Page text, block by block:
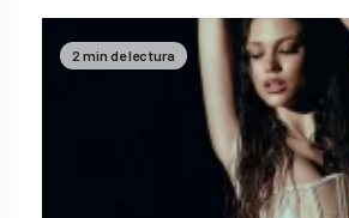
2 min de lectura